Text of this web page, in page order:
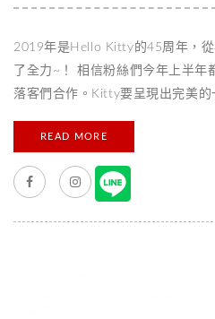
2019年是Hello Kitty的45周年，
了全力~！ 相信粉絲們今年上半
落客們合作。Kitty要呈現出完美的
趣事。 Kitty向 陳彥婷Tiffany學拍
閃店 今年4月Pinkholic快閃店在華
域，有很多網美跟熱情的粉絲都前
READ MORE